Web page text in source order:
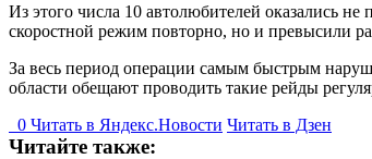
Из этого числа 10 автолюбителей оказались
скоростной режим повторно, но и превысили
За весь период операции самым быстрым
области обещают проводить такие рейды
0 Читать в Яндекс.Новости Читать в Дзен
Читайте также: